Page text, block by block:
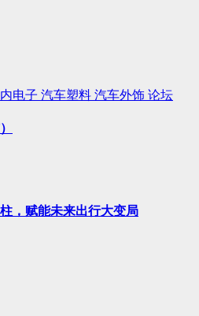
电子 汽车塑料 汽车外饰 论坛
，赋能未来出行大变局